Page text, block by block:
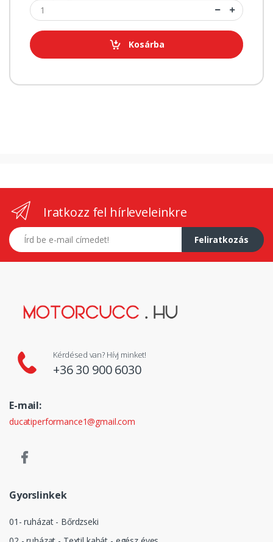
Kosárba
Iratkozz fel hírleveleinkre
E-mail címed
Feliratkozás
Kérdésed van? Hívj minket!
+36 30 900 6030
E-mail:
ducatiperformance1@gmail.com
Gyorslinkek
01- ruházat - Bőrdzseki